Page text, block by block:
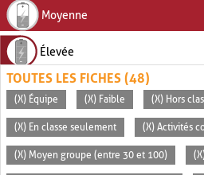
Moyenne
Élevée
TOUTES LES FICHES (48)
(X) Équipe (X) Faible (X) Hors
(X) En classe seulement (X) Activités
(X) Moyen groupe (entre 30 et 100)